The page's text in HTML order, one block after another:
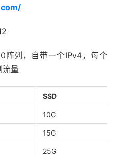
阵列，自带一个IPv4，每个
流量
SSD
10G
15G
25G